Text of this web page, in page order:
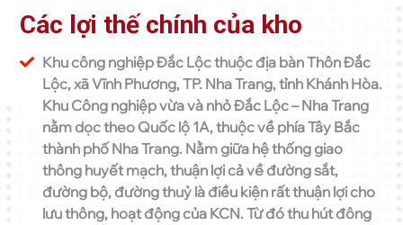
Các lợi thế chính của kho
Khu công nghiệp Đắc Lộc thuộc địa bàn Thôn Đắc
Lộc, xã Vĩnh Phương, TP. Nha Trang, tỉnh Khánh Hòa.
Khu Công nghiệp vừa và nhỏ Đắc Lộc – Nha Trang
nằm dọc theo Quốc lộ 1A, thuộc về phía Tây Bắc
thành phố Nha Trang. Nằm giữa hệ thống giao
thông huyết mạch, thuận lợi cả về đường sắt,
đường bộ, đường thuỷ là điều kiện rất thuận lợi cho
lưu thông, hoạt động của KCN. Từ đó thu hút đông